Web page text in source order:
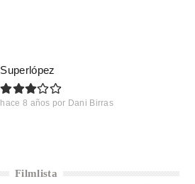
Superlópez
hace 8 años por Dani Birras
Filmlista